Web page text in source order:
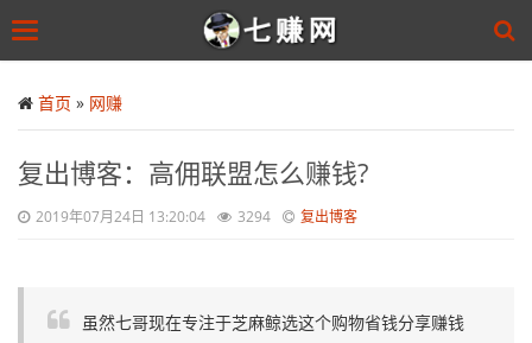
to
main
Toggle
首页 » 网赚
复出博客：高佣联盟怎么赚钱?
2019年07月24日 13:20:04 3294 复出博客
虽然七哥现在专注于芝麻鲸选这个购物省钱分享赚钱